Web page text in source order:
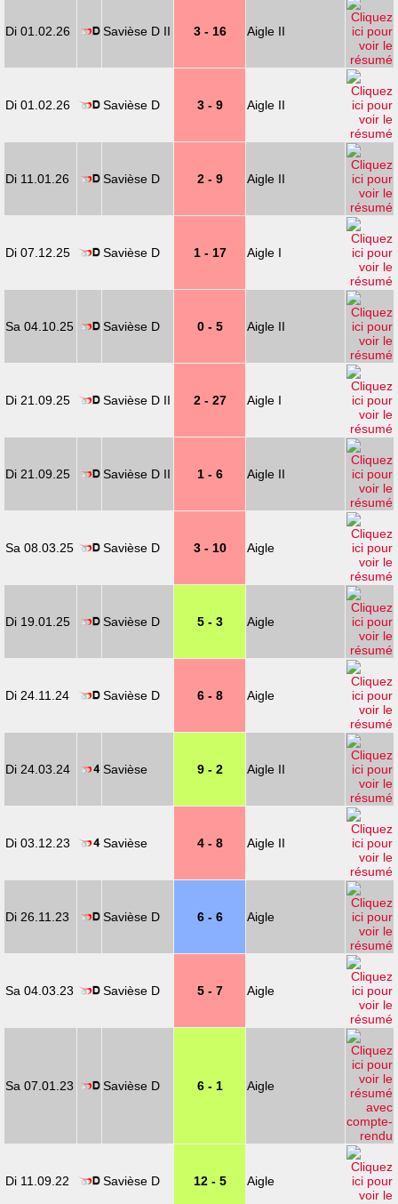
Di 01.02.26 Savièse D II 3 - 16 Aigle II
Di 01.02.26 Savièse D 3 - 9 Aigle II
Di 11.01.26 Savièse D 2 - 9 Aigle II
Di 07.12.25 Savièse D 1 - 17 Aigle I
Sa 04.10.25 Savièse D 0 - 5 Aigle II
Di 21.09.25 Savièse D II 2 - 27 Aigle I
Di 21.09.25 Savièse D II 1 - 6 Aigle II
Sa 08.03.25 Savièse D 3 - 10 Aigle
Di 19.01.25 Savièse D 5 - 3 Aigle
Di 24.11.24 Savièse D 6 - 8 Aigle
Di 24.03.24 Savièse 9 - 2 Aigle II
Di 03.12.23 Savièse 4 - 8 Aigle II
Di 26.11.23 Savièse D 6 - 6 Aigle
Sa 04.03.23 Savièse D 5 - 7 Aigle
Sa 07.01.23 Savièse D 6 - 1 Aigle
Di 11.09.22 Savièse D 12 - 5 Aigle